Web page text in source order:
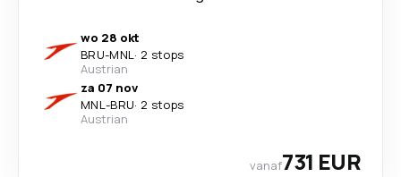
wo 28 okt
BRU-MNL· 2 stops
Austrian
za 07 nov
MNL-BRU· 2 stops
Austrian
vanaf731 EUR